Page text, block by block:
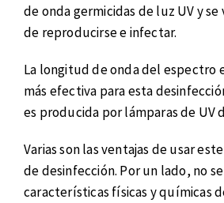
de onda germicidas de luz UV y
de reproducirse e infectar.
La longitud de onda del espectro
más efectiva para esta
es producida por lámparas de UV
Varias son las ventajas de usar
de desinfección. Por un lado, no
características físicas y químicas